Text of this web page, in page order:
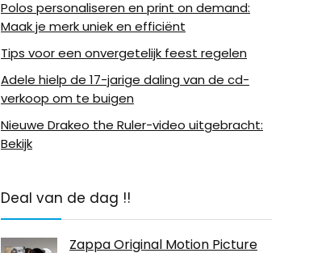
Polos personaliseren en print on demand:
Maak je merk uniek en efficiënt
Tips voor een onvergetelijk feest regelen
Adele hielp de 17-jarige daling van de cd-
verkoop om te buigen
Nieuwe Drakeo the Ruler-video uitgebracht:
Bekijk
Deal van de dag !!
Zappa Original Motion Picture